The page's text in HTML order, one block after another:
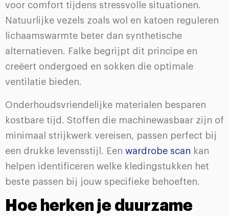
voor comfort tijdens stressvolle situationen.
Natuurlijke vezels zoals wol en katoen reguleren
lichaamswarmte beter dan synthetische
alternatieven. Falke begrijpt dit principe en
creëert ondergoed en sokken die optimale
ventilatie bieden.
Onderhoudsvriendelijke materialen besparen
kostbare tijd. Stoffen die machinewasbaar zijn of
minimaal strijkwerk vereisen, passen perfect bij
een drukke levensstijl. Een wardrobe scan kan
helpen identificeren welke kledingstukken het
beste passen bij jouw specifieke behoeften.
Hoe herken je duurzame